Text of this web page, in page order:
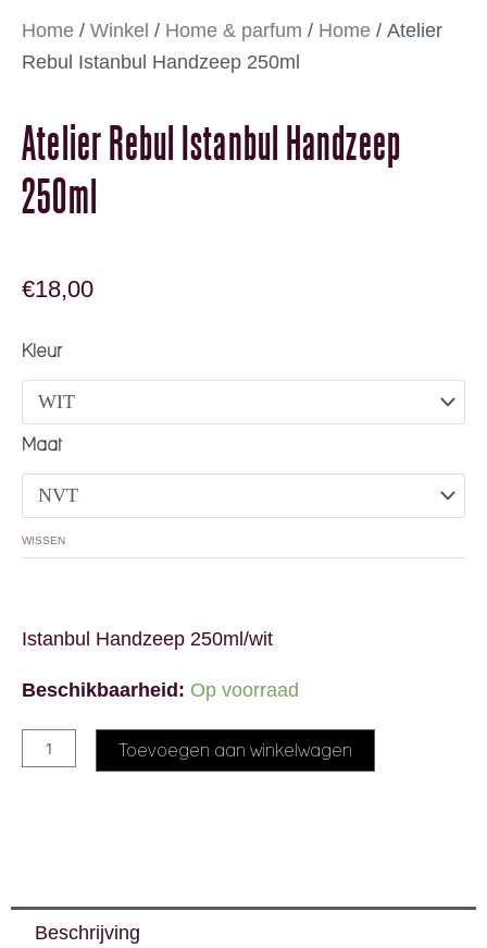
Home / Winkel / Home & parfum / Home / Atelier
Rebul Istanbul Handzeep 250ml
Atelier Rebul Istanbul Handzeep
250ml
€18,00
Kleur
Maat
WISSEN
Istanbul Handzeep 250ml/wit
Beschikbaarheid: Op voorraad
Atelier Rebul Istanbul Handzeep 250ml aantal
Toevoegen aan winkelwagen
Beschrijving